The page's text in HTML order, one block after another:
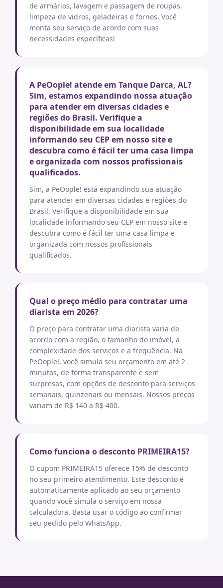
de armários, lavagem e passagem de roupas,
limpeza de vidros, geladeiras e fornos. Você
monta seu serviço de acordo com suas
necessidades específicas!
A PeOople! atende em Tanque Darca, AL?
Sim, estamos expandindo nossa atuação
para atender em diversas cidades e
regiões do Brasil. Verifique a
disponibilidade em sua localidade
informando seu CEP em nosso site e
descubra como é fácil ter uma casa limpa
e organizada com nossos profissionais
qualificados.
Sim, a PeOople! está expandindo sua atuação
para atender em diversas cidades e regiões do
Brasil. Verifique a disponibilidade em sua
localidade informando seu CEP em nosso site e
descubra como é fácil ter uma casa limpa e
organizada com nossos profissionais
qualificados.
Qual o preço médio para contratar uma
diarista em 2026?
O preço para contratar uma diarista varia de
acordo com a região, o tamanho do imóvel, a
complexidade dos serviços e a frequência. Na
PeOople!, você simula seu orçamento em até 2
minutos, de forma transparente e sem
surpresas, com opções de desconto para serviços
semanais, quinzenais ou mensais. Nossos preços
variam de R$ 140 a R$ 400.
Como funciona o desconto PRIMEIRA15?
O cupom PRIMEIRA15 oferece 15% de desconto
no seu primeiro atendimento. Este desconto é
automaticamente aplicado ao seu orçamento
quando você simula o serviço em nossa
calculadora. Basta usar o código ao confirmar
seu pedido pelo WhatsApp.